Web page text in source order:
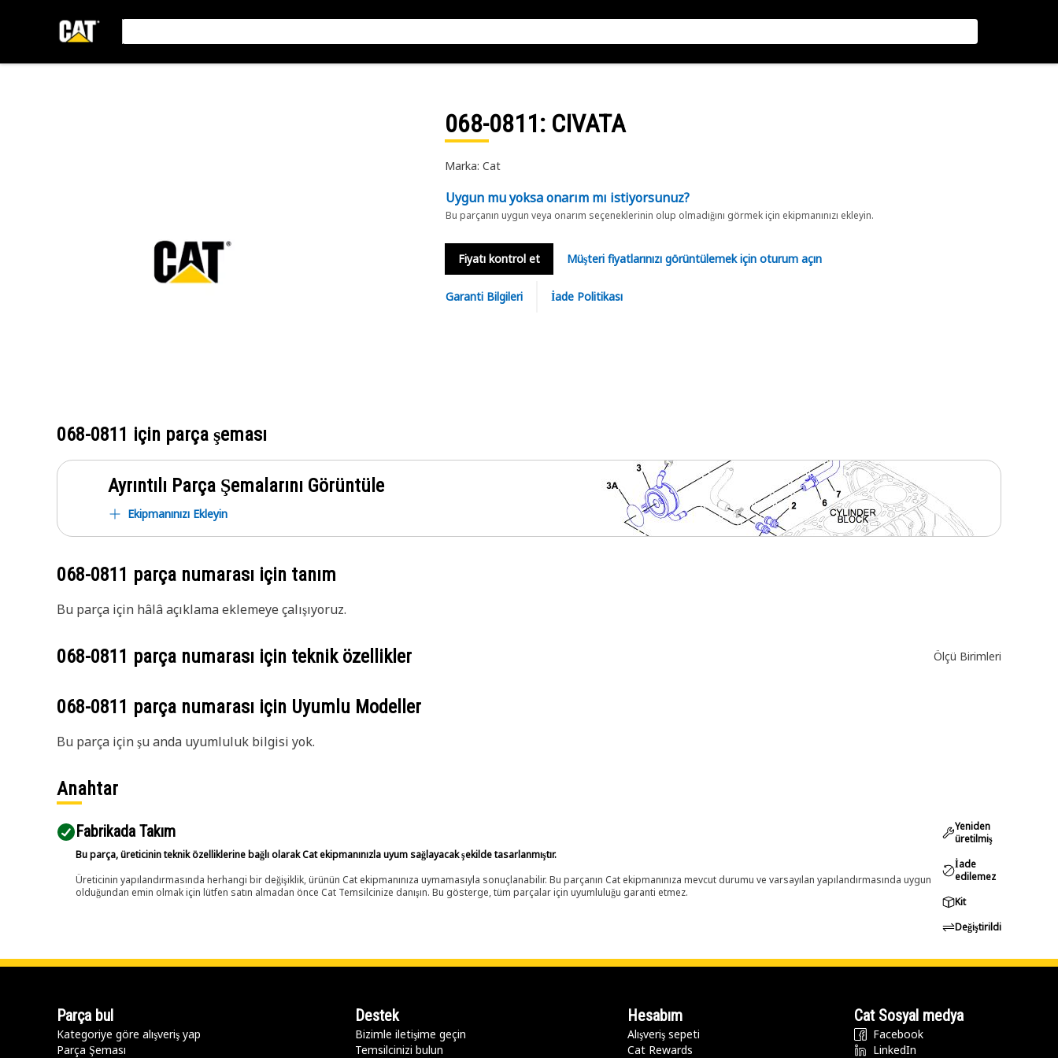
068-0811: CIVATA
Marka: Cat
Uygun mu yoksa onarım mı istiyorsunuz?
Bu parçanın uygun veya onarım seçeneklerinin olup olmadığını görmek için ekipmanınızı ekleyin.
Fiyatı kontrol et Müşteri fiyatlarınızı görüntülemek için oturum açın
Garanti Bilgileri İade Politikası
068-0811 için parça şeması
Ayrıntılı Parça Şemalarını Görüntüle
Ekipmanınızı Ekleyin
068-0811 parça numarası için tanım
Bu parça için hâlâ açıklama eklemeye çalışıyoruz.
068-0811 parça numarası için teknik özellikler Ölçü Birimleri
068-0811 parça numarası için Uyumlu Modeller
Bu parça için şu anda uyumluluk bilgisi yok.
Anahtar
Fabrikada Takım
Bu parça, üreticinin teknik özelliklerine bağlı olarak Cat ekipmanınızla uyum sağlayacak şekilde tasarlanmıştır.
Üreticinin yapılandırmasında herhangi bir değişiklik, ürünün Cat ekipmanınıza uymamasıyla sonuçlanabilir. Bu parçanın Cat ekipmanınıza mevcut durumu ve varsayılan yapılandırmasında uygun
olduğundan emin olmak için lütfen satın almadan önce Cat Temsilcinize danışın. Bu gösterge, tüm parçalar için uyumluluğu garanti etmez.
Yeniden
üretilmiş
İade
edilemez
Kit
Değiştirildi
Parça bul
Kategoriye göre alışveriş yap
Parça Şeması
Destek
Bizimle iletişime geçin
Temsilcinizi bulun
Hesabım
Alışveriş sepeti
Cat Rewards
Cat Sosyal medya
Facebook
LinkedIn